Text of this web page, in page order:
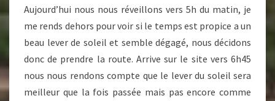
DE
L’ILE
Aujourd’hui nous nous réveillons vers 5h du matin, je
me rends dehors pour voir si le temps est propice a un
beau lever de soleil et semble dégagé, nous décidons
donc de prendre la route. Arrive sur le site vers 6h45
nous nous rendons compte que le lever du soleil sera
meilleur que la fois passée mais pas encore comme